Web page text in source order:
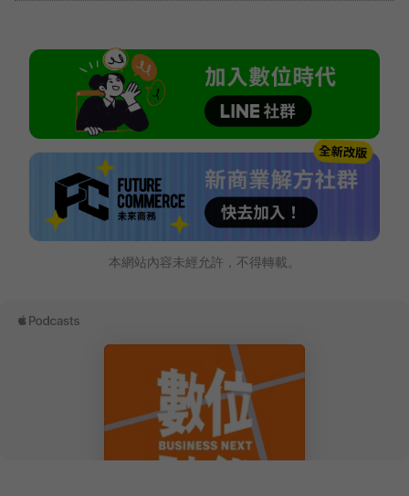
本網站內容未經允許，不得轉載。